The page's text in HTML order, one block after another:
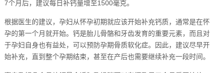
7个月后，建议每日补钙量增至1500毫克。
根据医生的建议，孕妇从怀孕初期就应该开始补充钙质，通常是在怀
孕的第一个月就开始。钙是胎儿骨骼和牙齿发育的重要元素，而且对
于孕妇自身也有益处，可以预防孕期骨质软化症。因此，建议尽早开
始补充，直到整个孕期结束，甚至在产后也需要继续补充一段时间。